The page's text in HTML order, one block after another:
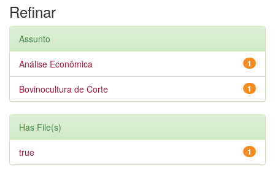
Refinar
Assunto
1
Análise Econômica
1
Bovinocultura de Corte
Has File(s)
1
true